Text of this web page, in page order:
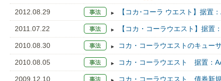
2012.08.29 【コカ･コーラ ウエスト】据置
2011.07.22 【コカ・コーラウエスト】据置
2010.08.30 コカ・コーラウエストのキュー
2010.08.05 コカ・コーラウエスト 据置：
2009.12.10 コカ・コーラウエスト 債券新